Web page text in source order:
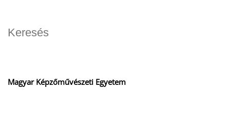
Magyar Képzőművészeti Egyetem